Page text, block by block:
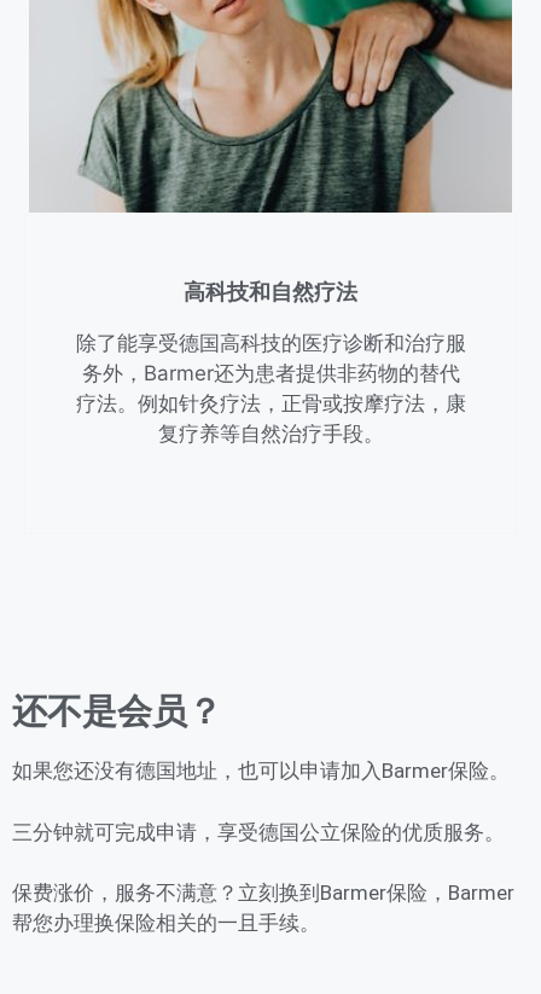
高科技和自然疗法
除了能享受德国高科技的医疗诊断和治疗服
务外，Barmer还为患者提供非药物的替代
疗法。例如针灸疗法，正骨或按摩疗法，康
复疗养等自然治疗手段。
还不是会员？
如果您还没有德国地址，也可以申请加入Barmer保险。
三分钟就可完成申请，享受德国公立保险的优质服务。
保费涨价，服务不满意？立刻换到Barmer保险，Barmer
帮您办理换保险相关的一且手续。